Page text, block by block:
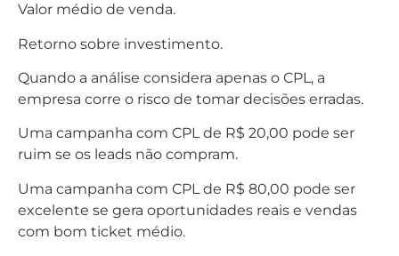
Valor médio de venda.
Retorno sobre investimento.
Quando a análise considera apenas o CPL, a
empresa corre o risco de tomar decisões erradas.
Uma campanha com CPL de R$ 20,00 pode ser
ruim se os leads não compram.
Uma campanha com CPL de R$ 80,00 pode ser
excelente se gera oportunidades reais e vendas
com bom ticket médio.